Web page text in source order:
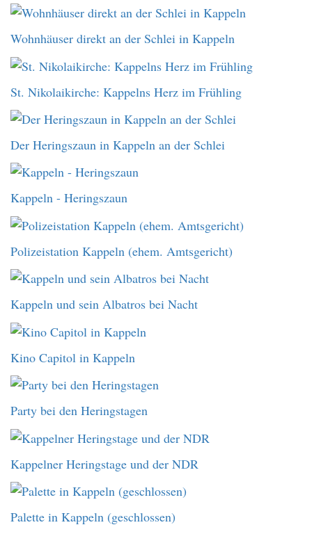
Wohnhäuser direkt an der Schlei in Kappeln
St. Nikolaikirche: Kappelns Herz im Frühling
Der Heringszaun in Kappeln an der Schlei
Kappeln - Heringszaun
Polizeistation Kappeln (ehem. Amtsgericht)
Kappeln und sein Albatros bei Nacht
Kino Capitol in Kappeln
Party bei den Heringstagen
Kappelner Heringstage und der NDR
Palette in Kappeln (geschlossen)